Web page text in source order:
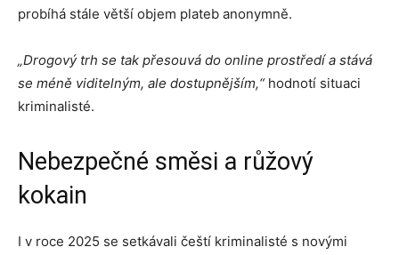
probíhá stále větší objem plateb anonymně.
„Drogový trh se tak přesouvá do online prostředí a stává
se méně viditelným, ale dostupnějším,“ hodnotí situaci
kriminalisté.
Nebezpečné směsi a růžový
kokain
I v roce 2025 se setkávali čeští kriminalisté s novými